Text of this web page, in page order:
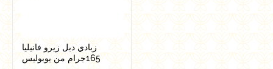
زبادي دبل زيرو فانيليا
165جرام من يوبوليس